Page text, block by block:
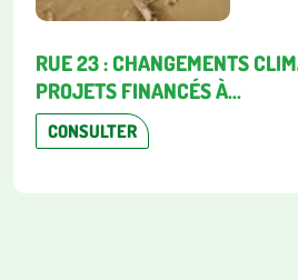
RUE 23 : CHANGEMENTS
PROJETS FINANCÉS À...
CONSULTER